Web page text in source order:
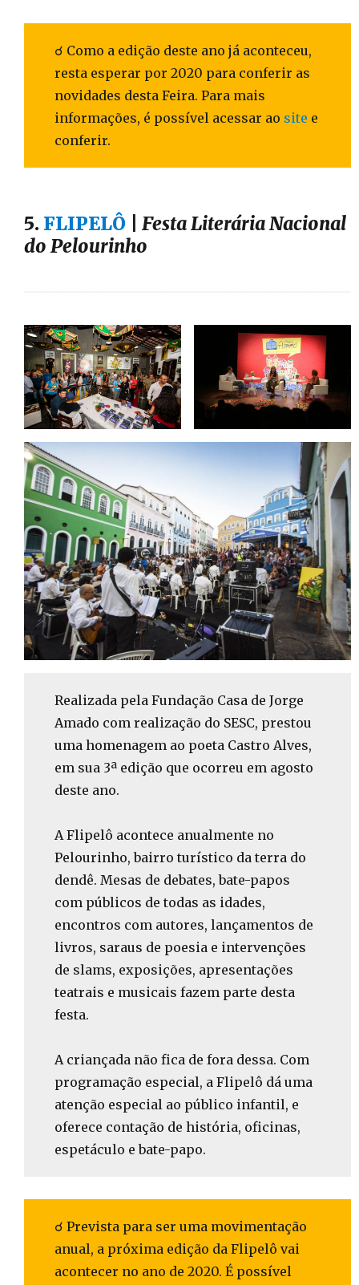
☌ Como a edição deste ano já aconteceu,
resta esperar por 2020 para conferir as
novidades desta Feira. Para mais
informações, é possível acessar ao site e
conferir.
5. FLIPELÔ
Festa Literária Nacional
do Pelourinho
Realizada pela Fundação Casa de Jorge
Amado com realização do SESC, prestou
uma homenagem ao poeta Castro Alves,
em sua 3ª edição que ocorreu em agosto
deste ano.
A Flipelô acontece anualmente no
Pelourinho, bairro turístico da terra do
dendê. Mesas de debates, bate-papos
com públicos de todas as idades,
encontros com autores, lançamentos de
livros, saraus de poesia e intervenções
de slams, exposições, apresentações
teatrais e musicais fazem parte desta
festa.
A criançada não fica de fora dessa. Com
programação especial, a Flipelô dá uma
atenção especial ao público infantil, e
oferece contação de história, oficinas,
espetáculo e bate-papo.
☌ Prevista para ser uma movimentação
anual, a próxima edição da Flipelô vai
acontecer no ano de 2020. É possível